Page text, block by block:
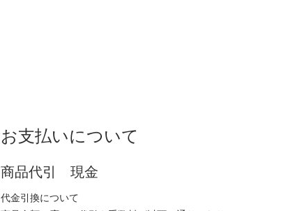
お支払いについて
商品代引 現金
代金引換について